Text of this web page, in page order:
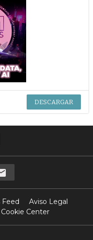
DESCARGAR
Feed
Aviso Legal
Cookie Center